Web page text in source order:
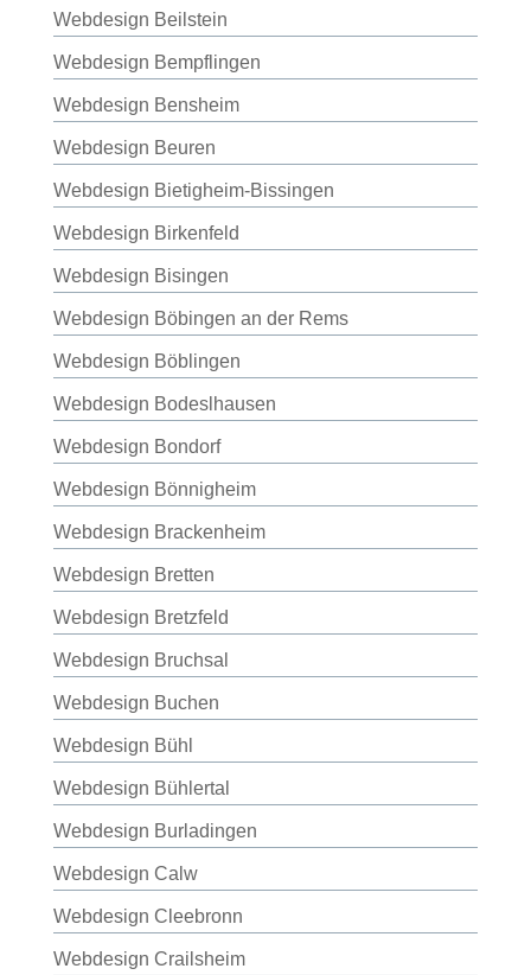
Webdesign Beilstein
Webdesign Bempflingen
Webdesign Bensheim
Webdesign Beuren
Webdesign Bietigheim-Bissingen
Webdesign Birkenfeld
Webdesign Bisingen
Webdesign Böbingen an der Rems
Webdesign Böblingen
Webdesign Bodeslhausen
Webdesign Bondorf
Webdesign Bönnigheim
Webdesign Brackenheim
Webdesign Bretten
Webdesign Bretzfeld
Webdesign Bruchsal
Webdesign Buchen
Webdesign Bühl
Webdesign Bühlertal
Webdesign Burladingen
Webdesign Calw
Webdesign Cleebronn
Webdesign Crailsheim